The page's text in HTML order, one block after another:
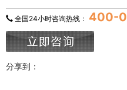
全国24小时咨询热线： 400-
分享到：